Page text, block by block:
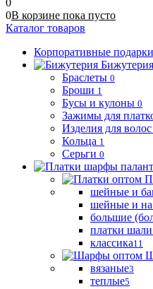
0
0В корзине пока пусто
Каталог товаров
Корпоративные подарки
Бижутерия
Браслеты 0
Броши 1
Бусы и кулоны 0
Зажимы для
Изделия для волос
Кольца 1
Серьги 0
шейные и
шейные и на
большие
платки
классика11
вязаные3
теплые5